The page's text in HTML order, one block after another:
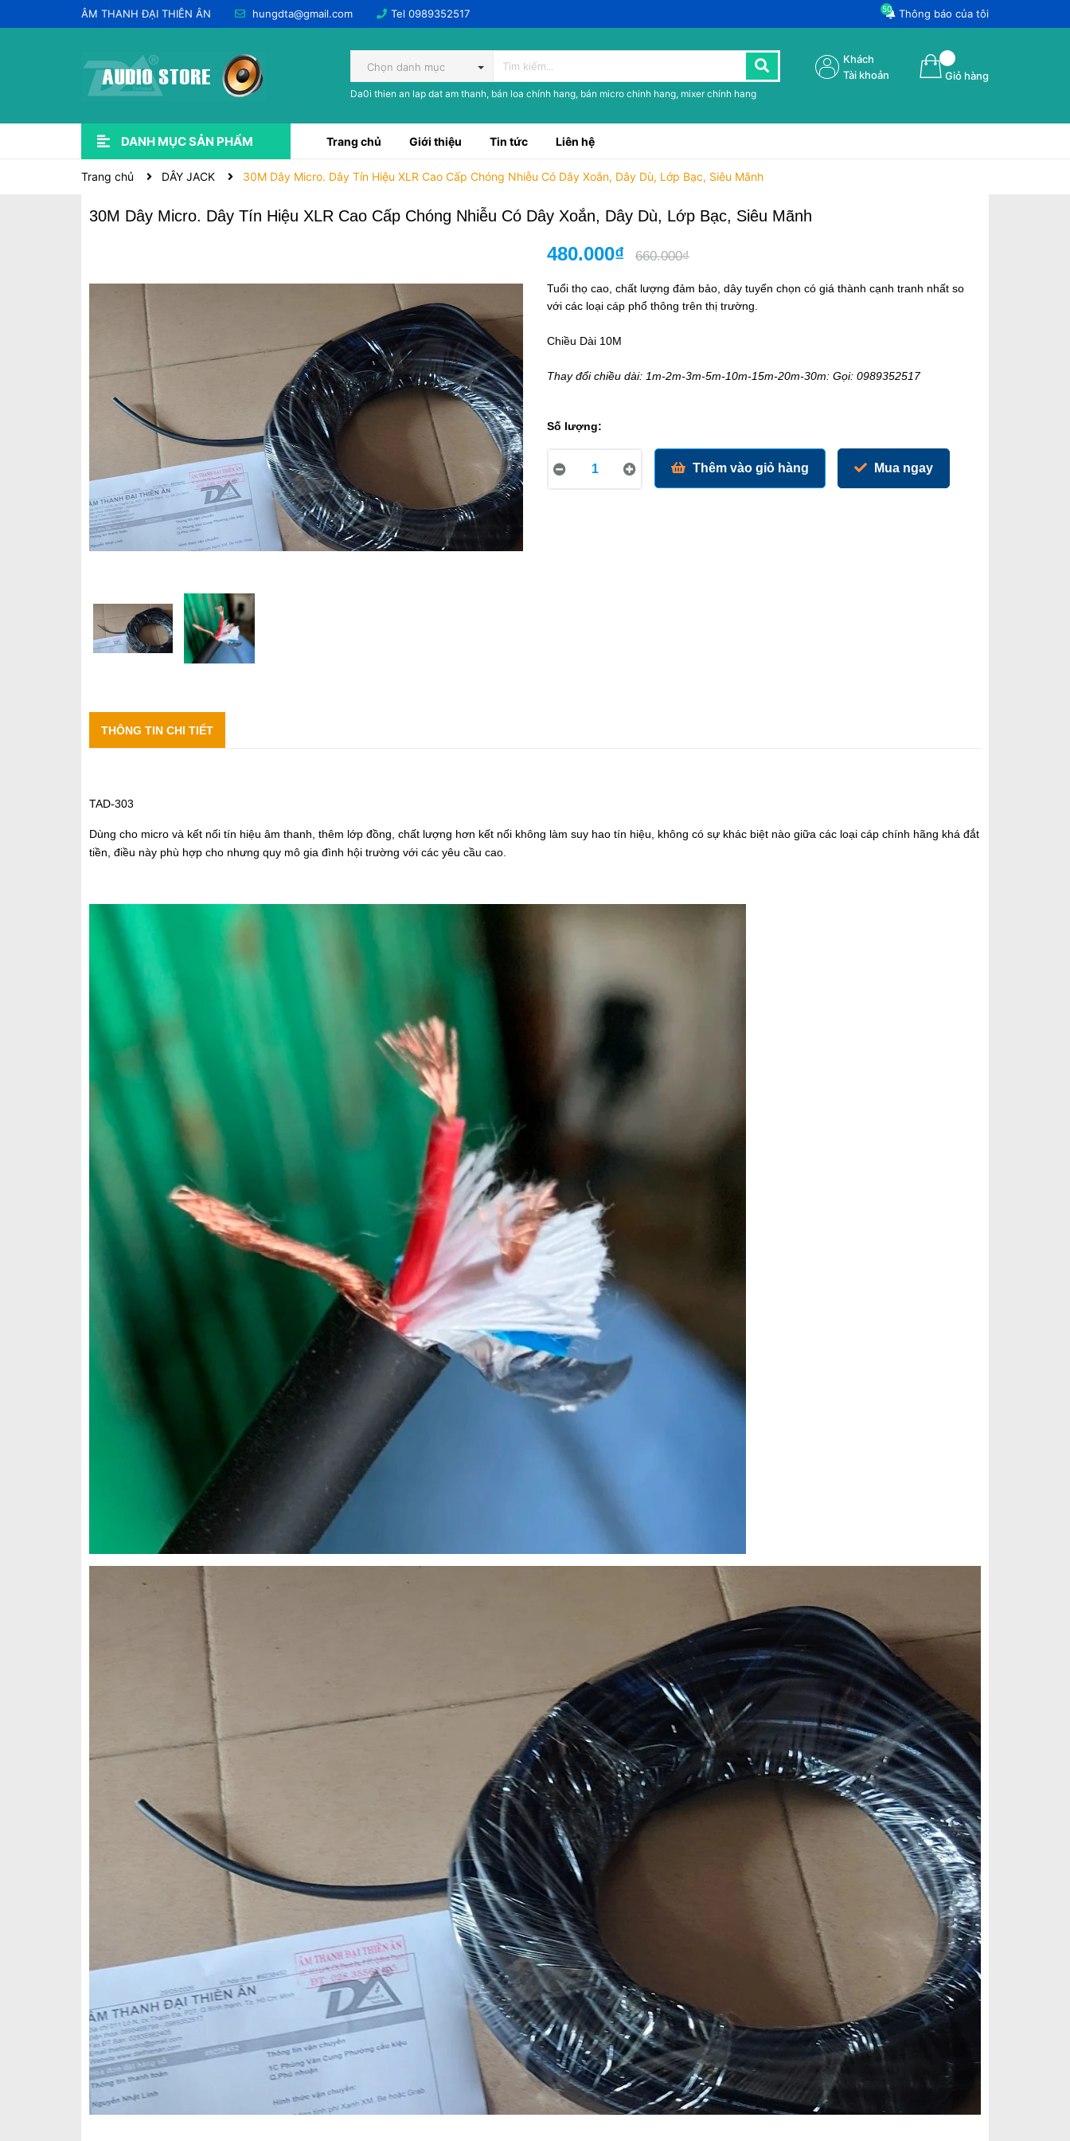
ÂM THANH ĐẠI THIÊN ÂN hungdta@gmail.com Tel 0989352517 Thông báo của tôi
50
Chọn danh mục
Da0i thien an lap dat am thanh, bán loa chính hang, bán micro chinh hang, mixer chính hang
Giỏ hàng
Khách
Tài khoản
DANH MỤC SẢN PHẨM Trang chủ Giới thiệu Tin tức Liên hệ
Trang chủ DÂY JACK 30M Dây Micro. Dây Tín Hiệu XLR Cao Cấp Chóng Nhiễu Có Dây Xoắn, Dây Dù, Lớp Bạc, Siêu Mãnh
30M Dây Micro. Dây Tín Hiệu XLR Cao Cấp Chóng Nhiễu Có Dây Xoắn, Dây Dù, Lớp Bạc, Siêu Mãnh
480.000₫ 660.000₫
Tuổi thọ cao, chất lượng đảm bảo, dây tuyển chọn có giá thành cạnh tranh nhất so
với các loại cáp phổ thông trên thị trường.
Chiều Dài 10M
Thay đổi chiều dài: 1m-2m-3m-5m-10m-15m-20m-30m: Gọi: 0989352517
Số lượng:
Thêm vào giỏ hàng Mua ngay
THÔNG TIN CHI TIẾT
TAD-303
Dùng cho micro và kết nối tín hiệu âm thanh, thêm lớp đồng, chất lượng hơn kết nối không làm suy hao tín hiệu, không có sự khác biệt nào giữa các loại cáp chính hãng khá đắt
tiền, điều này phù hợp cho nhưng quy mô gia đình hội trường với các yêu cầu cao.